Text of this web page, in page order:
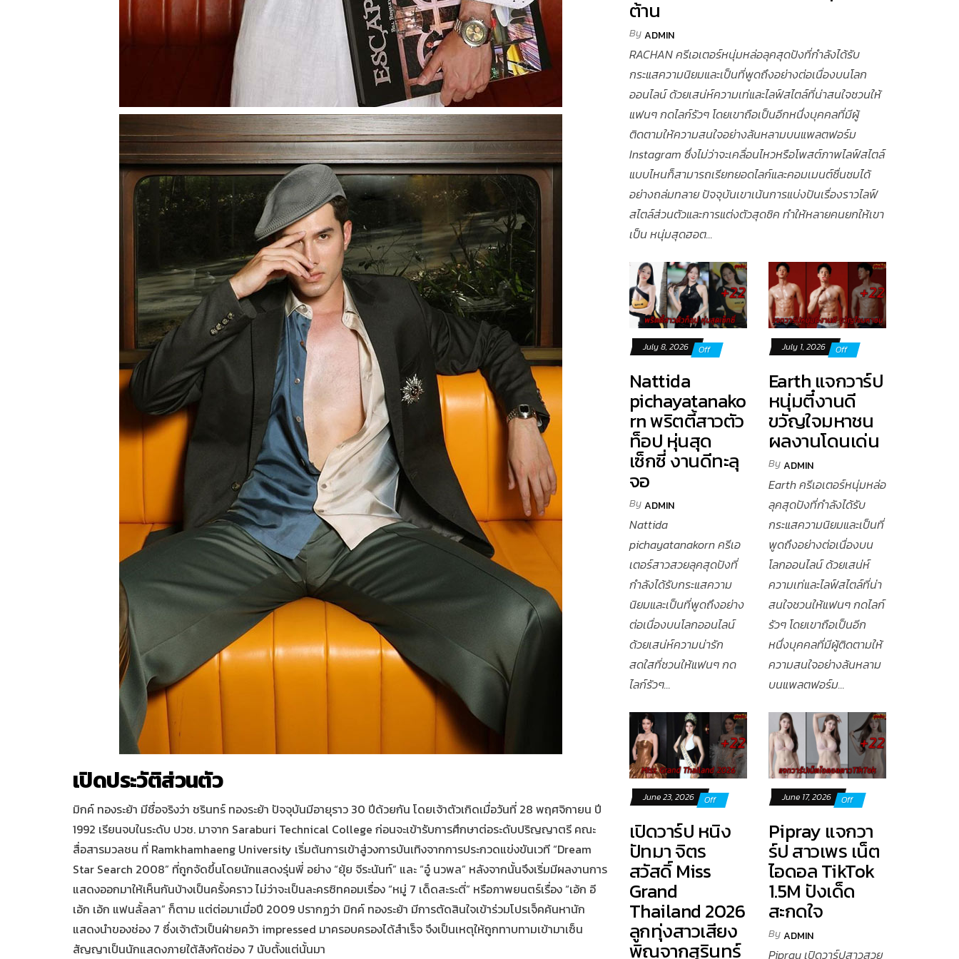
เปิดประวัติส่วนตัว
มิกค์ ทองระย้า มีชื่อจริงว่า ชรินทร์​ ทองระย้า ปัจจุบันมีอายุราว 30 ปีด้วยกัน โดยเจ้าตัวเกิดเมื่อวันที่ 28 พฤศจิกายน ปี
1992 เรียนจบในระดับ ปวช. มาจาก Saraburi Technical College ก่อนจะเข้ารับการศึกษาต่อระดับปริญญาตรี คณะ
สื่อสารมวลชน ที่ Ramkhamhaeng University เริ่มต้นการเข้าสู่วงการบันเทิงจากการประกวดแข่งขันเวที “Dream
Star Search 2008” ที่ถูกจัดขึ้นโดยนักแสดงรุ่นพี่ อย่าง “ยุ้ย จีระนันท์” และ “อู๋ นวพล” หลังจากนั้นจึงเริ่มมีผลงานการ
แสดงออกมาให้เห็นกันบ้างเป็นครั้งคราว ไม่ว่าจะเป็นละครซิทคอมเรื่อง “หมู่ 7 เด็ดสะระตี่” หรือภาพยนตร์เรื่อง “เอ้ก อี
เอ้ก เอ้ก แฟนลั้ลลา” ก็ตาม แต่ต่อมาเมื่อปี 2009 ปรากฏว่า มิกค์ ทองระย้า มีการตัดสินใจเข้าร่วมโปรเจ็คค้นหานัก
แสดงนำของช่อง 7 ซึ่งเจ้าตัวเป็นฝ่ายคว้า impressed มาครอบครองได้สำเร็จ จึงเป็นเหตุให้ถูกทาบทามเข้ามาเซ็น
สัญญาเป็นนักแสดงภายใต้สังกัดช่อง 7 นับตั้งแต่นั้นมา
ต้าน
ByADMIN
RACHAN ครีเอเตอร์หนุ่มหล่อลุคสุดปังที่กำลังได้รับ
กระแสความนิยมและเป็นที่พูดถึงอย่างต่อเนื่องบนโลก
ออนไลน์ ด้วยเสน่ห์ความเท่และไลฟ์สไตล์ที่น่าสนใจชวนให้
แฟนๆ กดไลก์รัวๆ โดยเขาถือเป็นอีกหนึ่งบุคคลที่มีผู้
ติดตามให้ความสนใจอย่างล้นหลามบนแพลตฟอร์ม
Instagram ซึ่งไม่ว่าจะเคลื่อนไหวหรือโพสต์ภาพไลฟ์สไตล์
แบบไหนก็สามารถเรียกยอดไลก์และคอมเมนต์ชื่นชมได้
อย่างถล่มทลาย ปัจจุบันเขาเน้นการแบ่งปันเรื่องราวไลฟ์
สไตล์ส่วนตัวและการแต่งตัวสุดชิค ทำให้หลายคนยกให้เขา
เป็น หนุ่มสุดฮอต...
July 8, 2026 Off
Nattida
pichayatanako
rn พริตตี้สาวตัว
ท็อป หุ่นสุด
เซ็กซี่ งานดีทะลุ
จอ
ByADMIN
Nattida
pichayatanakorn ครีเอ
เตอร์สาวสวยลุคสุดปังที่
กำลังได้รับกระแสความ
นิยมและเป็นที่พูดถึงอย่าง
ต่อเนื่องบนโลกออนไลน์
ด้วยเสน่ห์ความน่ารัก
สดใสที่ชวนให้แฟนๆ กด
ไลก์รัวๆ...
July 1, 2026 Off
Earth แจกวาร์ป
หนุ่มตี๋งานดี
ขวัญใจมหาชน
ผลงานโดนเด่น
ByADMIN
Earth ครีเอเตอร์หนุ่มหล่อ
ลุคสุดปังที่กำลังได้รับ
กระแสความนิยมและเป็นที่
พูดถึงอย่างต่อเนื่องบน
โลกออนไลน์ ด้วยเสน่ห์
ความเท่และไลฟ์สไตล์ที่น่า
สนใจชวนให้แฟนๆ กดไลก์
รัวๆ โดยเขาถือเป็นอีก
หนึ่งบุคคลที่มีผู้ติดตามให้
ความสนใจอย่างล้นหลาม
บนแพลตฟอร์ม...
June 23, 2026 Off
เปิดวาร์ป หนิง
ปัทมา จิตร
สวัสดิ์ Miss
Grand
Thailand 2026
ลูกทุ่งสาวเสียง
พิณจากสุรินทร์
June 17, 2026 Off
Pipray แจกวา
ร์ป สาวเพร เน็ต
ไอดอล TikTok
1.5M ปังเด็ด
สะกดใจ
ByADMIN
Pipray เปิดวาร์ปสาวสวย